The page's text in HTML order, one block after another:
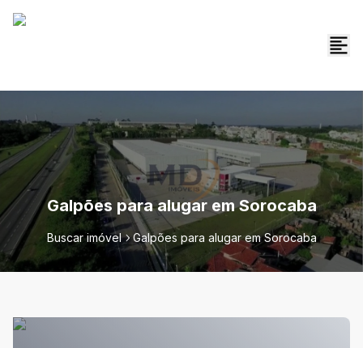
Galpões para alugar em Sorocaba
Buscar imóvel Galpões para alugar em Sorocaba